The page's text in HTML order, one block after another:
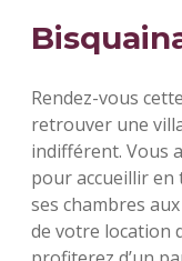
Rendez-vous
retrouver une
indifférent. Vous
pour accueillir
ses chambres
de votre location